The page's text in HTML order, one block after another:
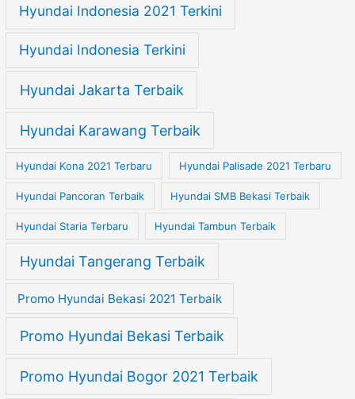
Hyundai Indonesia 2021 Terkini
Hyundai Indonesia Terkini
Hyundai Jakarta Terbaik
Hyundai Karawang Terbaik
Hyundai Kona 2021 Terbaru Hyundai Palisade 2021 Terbaru
Hyundai Pancoran Terbaik Hyundai SMB Bekasi Terbaik
Hyundai Staria Terbaru Hyundai Tambun Terbaik
Hyundai Tangerang Terbaik
Promo Hyundai Bekasi 2021 Terbaik
Promo Hyundai Bekasi Terbaik
Promo Hyundai Bogor 2021 Terbaik